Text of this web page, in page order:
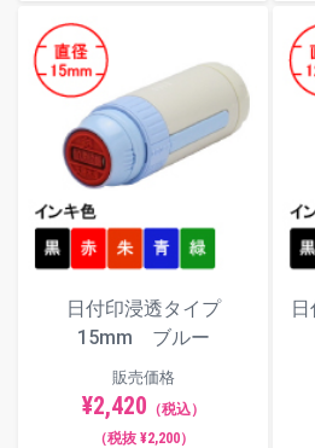
日付印浸透タイプ
15mm ブルー
販売価格
¥2,420 （税込）
（税抜 ¥2,200）